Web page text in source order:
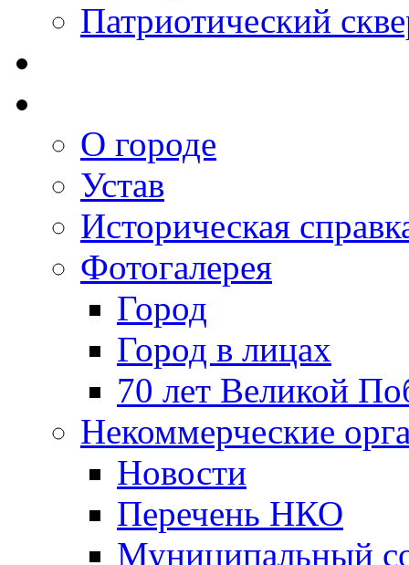
Патриотический
О городе
Устав
Историческая
Фотогалерея
Город
Город в лицах
70 лет Великой
Некоммерческие
Новости
Перечень НКО
Муниципальный